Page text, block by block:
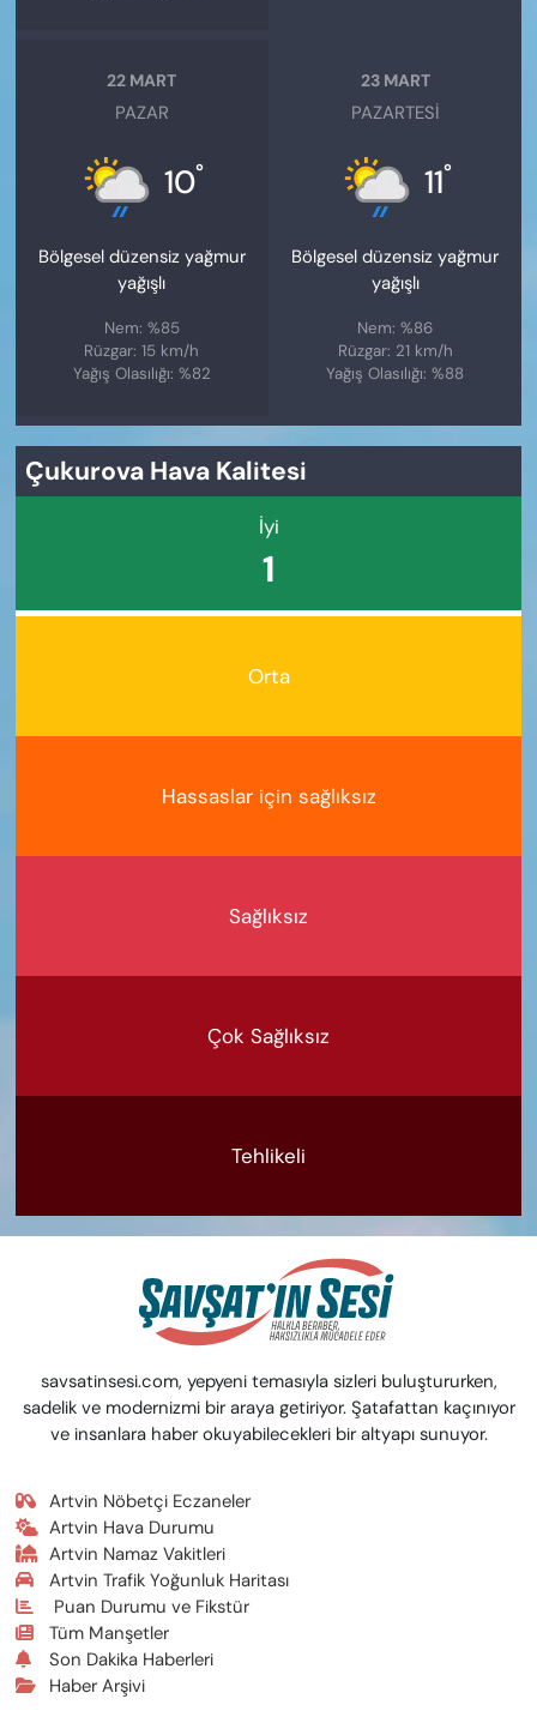
22 MART
PAZAR
10°
Bölgesel düzensiz yağmur
yağışlı
Nem: %85
Rüzgar: 15 km/h
Yağış Olasılığı: %82
23 MART
PAZARTESI
11°
Bölgesel düzensiz yağmur
yağışlı
Nem: %86
Rüzgar: 21 km/h
Yağış Olasılığı: %88
Çukurova Hava Kalitesi
İyi
1
Orta
Hassaslar için sağlıksız
Sağlıksız
Çok Sağlıksız
Tehlikeli
savsatinsesi.com, yepyeni temasıyla sizleri buluştururken,
sadelik ve modernizmi bir araya getiriyor. Şatafattan kaçınıyor
ve insanlara haber okuyabilecekleri bir altyapı sunuyor.
Artvin Nöbetçi Eczaneler
Artvin Hava Durumu
Artvin Namaz Vakitleri
Artvin Trafik Yoğunluk Haritası
Puan Durumu ve Fikstür
Tüm Manşetler
Son Dakika Haberleri
Haber Arşivi